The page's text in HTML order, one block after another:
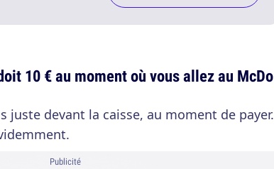
10 € au moment où vous allez au McDo
juste devant la caisse, au moment de payer.
Publicité